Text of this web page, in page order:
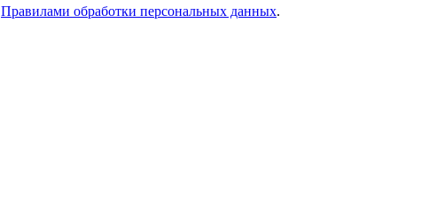
Правилами обработки персональных данных.